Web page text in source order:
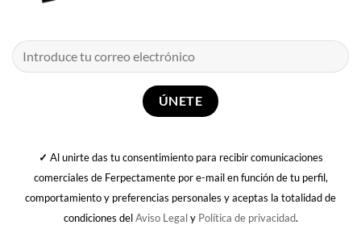
✓ Al unirte das tu consentimiento para recibir comunicaciones
comerciales de Ferpectamente por e-mail en función de tu perfil,
comportamiento y preferencias personales y aceptas la totalidad de
condiciones delAviso Legaly Política de privacidad.